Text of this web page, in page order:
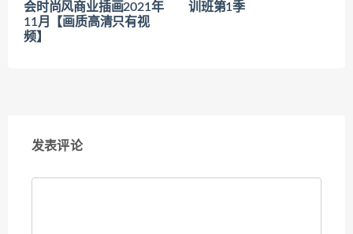
会时尚风商业插画2021年
11月【画质高清只有视
频】
训班第1季
发表评论